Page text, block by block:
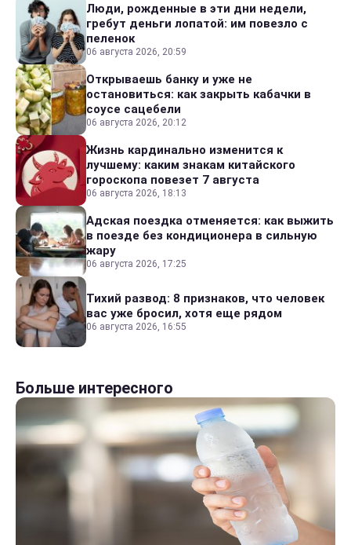
Люди, рожденные в эти дни недели,
гребут деньги лопатой: им повезло с
пеленок
06 августа 2026, 20:59
Открываешь банку и уже не
остановиться: как закрыть кабачки в
соусе сацебели
06 августа 2026, 20:12
Жизнь кардинально изменится к
лучшему: каким знакам китайского
гороскопа повезет 7 августа
06 августа 2026, 18:13
Адская поездка отменяется: как выжить
в поезде без кондиционера в сильную
жару
06 августа 2026, 17:25
Тихий развод: 8 признаков, что человек
вас уже бросил, хотя еще рядом
06 августа 2026, 16:55
Больше интересного